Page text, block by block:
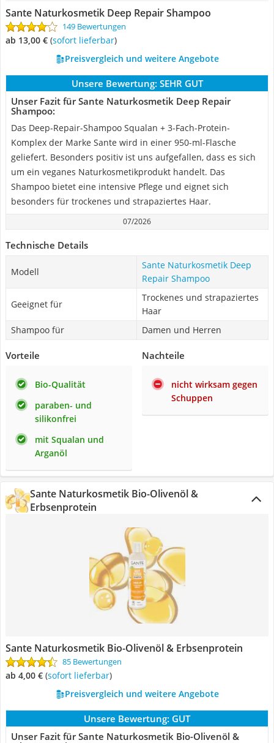
Sante Naturkosmetik Deep Repair Shampoo
149 Bewertungen
ab 13,00 € ( Sofort lieferbar)
Preisvergleich und weitere Angebote
Unsere Bewertung: SEHR GUT
Unser Fazit für Sante Naturkosmetik Deep Repair
Shampoo:
Das Deep-Repair-Shampoo Squalan + 3-Fach-Protein-
Komplex der Marke Sante wird in einer 950-ml-Flasche
geliefert. Besonders positiv ist uns aufgefallen, dass es sich
um ein veganes Naturkosmetikprodukt handelt. Das
Shampoo bietet eine intensive Pflege und eignet sich
besonders für trockenes und strapaziertes Haar.
07/2026
Technische Details
Modell
Sante Naturkosmetik Deep
Repair Shampoo
Geeignet für
Trockenes und strapaziertes
Haar
Shampoo für
Damen und Herren
Vorteile
Bio-Qualität
paraben- und
silikonfrei
mit Squalan und
Arganöl
Nachteile
nicht wirksam gegen
Schuppen
Sante Naturkosmetik Bio-Olivenöl &
Erbsenprotein
Sante Naturkosmetik Bio-Olivenöl & Erbsenprotein
85 Bewertungen
ab 4,00 € ( Sofort lieferbar)
Preisvergleich und weitere Angebote
Unsere Bewertung: GUT
Unser Fazit für Sante Naturkosmetik Bio-Olivenöl &